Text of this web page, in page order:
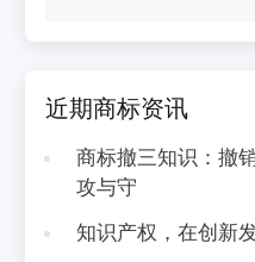
近期商标资讯
商标撤三知识：撤
攻与守
知识产权，在创新